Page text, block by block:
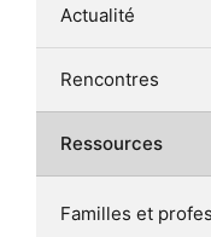
Actualité
Rencontres
Ressources
Familles et